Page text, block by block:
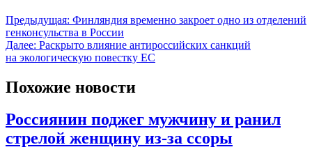
Предыдущая: Финляндия временно закроет одно из отделений
генконсульства в России
Далее: Раскрыто влияние антироссийских санкций
на экологическую повестку ЕС
Похожие новости
Россиянин поджег мужчину и ранил
стрелой женщину из-за ссоры